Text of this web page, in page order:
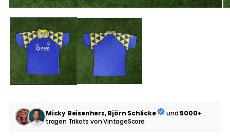
Micky Beisenherz, Björn Schlicke und5000+
tragen Trikots von VintageScore